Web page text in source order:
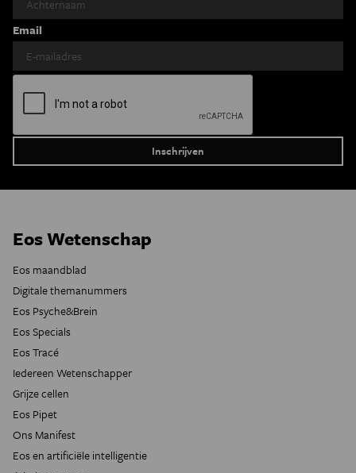
Email
Eos Wetenschap
Eos maandblad
Digitale themanummers
Eos Psyche&Brein
Eos Specials
Eos Tracé
Iedereen Wetenschapper
Grijze cellen
Eos Pipet
Ons Manifest
Eos en artificiële intelligentie